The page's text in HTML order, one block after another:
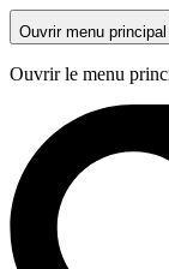
Ouvrir menu principal
Ouvrir le menu